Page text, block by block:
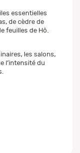
essentielles
de cèdre de
feuilles de Hô.
les salons,
l’intensité du